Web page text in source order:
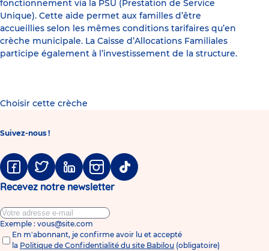
fonctionnement via la PSU (Prestation de Service
Unique). Cette aide permet aux familles d’être
accueillies selon les mêmes conditions tarifaires qu’en
crèche municipale. La Caisse d’Allocations Familiales
participe également à l’investissement de la structure.
Choisir cette crèche
Suivez-nous !
FacebookTwitter LinkedinInstagramTiktok
Recevez notre newsletter
Exemple : vous@site.com
En m'abonnant, je confirme avoir lu et accepté
la Politique de Confidentialité du site Babilou (obligatoire)